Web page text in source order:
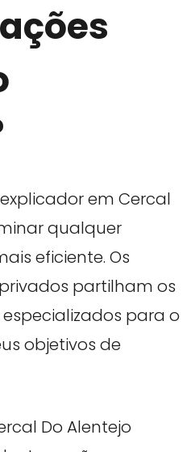
em Cercal
qualquer
eficiente. Os
partilham os
para o
objetivos de
Do Alentejo